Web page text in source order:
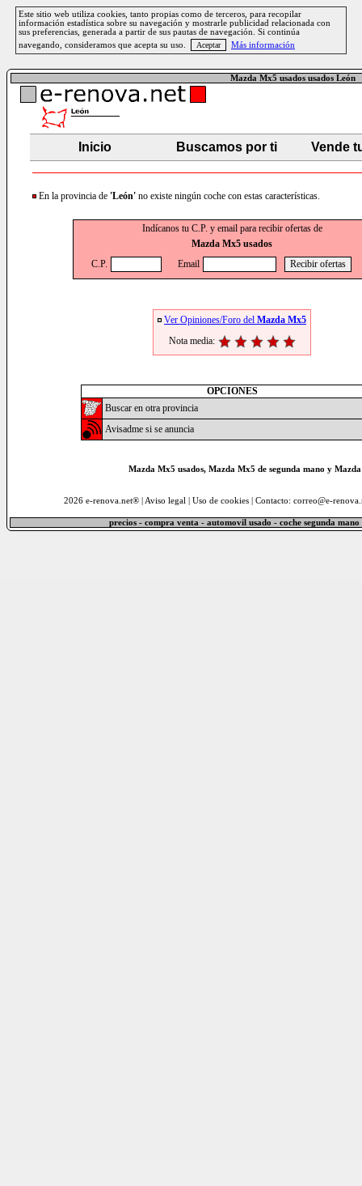
Este sitio web utiliza cookies, tanto propias como de terceros, para recopilar
información estadística sobre su navegación y mostrarle publicidad relacionada con
sus preferencias, generada a partir de sus pautas de navegación. Si continúa
navegando, consideramos que acepta su uso.
Más información
Mazda Mx5 usados usados León
Inicio Buscamos por ti Vende
En la provincia de 'León' no existe ningún coche con estas características.
Indícanos tu C.P. y email para recibir ofertas de
Mazda Mx5 usados
C.P.
Email
Ver Opiniones/Foro del Mazda Mx5
Nota media:
OPCIONES
Buscar en otra provincia
Avisadme si se anuncia
Mazda Mx5 usados, Mazda Mx5 de segunda mano y
2026 e-renova.net® | Aviso legal Uso de cookies| Contacto: correo@e-
precios - compra venta - automovil usado - coche segunda mano